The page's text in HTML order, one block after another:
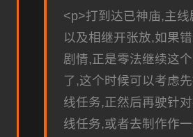
<p>打到达已神庙,主线
以及相继开张放,如果
剧情,正是零法继续这
了,这个时候可以考虑
线任务,正然后再驶针
线任务,或者去制作作